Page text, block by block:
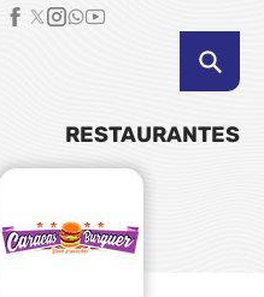
RESTAURANTES